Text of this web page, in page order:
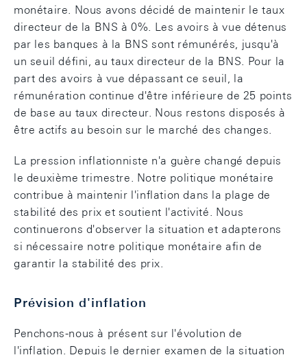
monétaire. Nous avons décidé de maintenir le taux
directeur de la BNS à 0%. Les avoirs à vue détenus
par les banques à la BNS sont rémunérés, jusqu'à
un seuil défini, au taux directeur de la BNS. Pour la
part des avoirs à vue dépassant ce seuil, la
rémunération continue d'être inférieure de 25 points
de base au taux directeur. Nous restons disposés à
être actifs au besoin sur le marché des changes.
La pression inflationniste n'a guère changé depuis
le deuxième trimestre. Notre politique monétaire
contribue à maintenir l'inflation dans la plage de
stabilité des prix et soutient l'activité. Nous
continuerons d'observer la situation et adapterons
si nécessaire notre politique monétaire afin de
garantir la stabilité des prix.
Prévision d'inflation
Penchons-nous à présent sur l'évolution de
l'inflation. Depuis le dernier examen de la situation